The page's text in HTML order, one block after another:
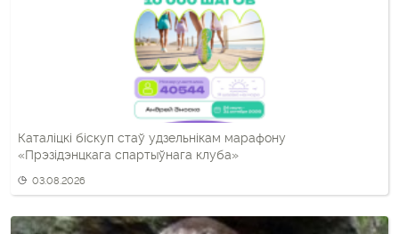
Каталіцкі біскуп стаў удзельнікам марафону
«Прэзідэнцкага спартыўнага клуба»
03.08.2026